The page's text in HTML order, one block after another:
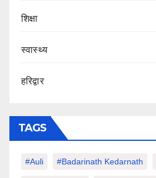
शिक्षा
स्वास्थ्य
हरिद्वार
TAGS
#auli #Badarinath Kedarnath